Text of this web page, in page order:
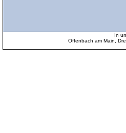
In
Offenbach am Main,